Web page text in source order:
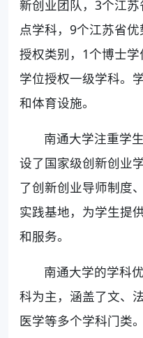
新创业团队，3个江
点学科，9个江苏省
授权类别，1个博士
学位授权一级学科。
和体育设施。
南通大学注重学
设了国家级创新创业
了创新创业导师制度
实践基地，为学生提
和服务。
南通大学的学科
科为主，涵盖了文、
医学等多个学科门类